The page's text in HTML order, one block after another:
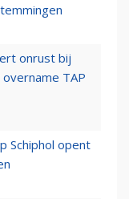
onrust bij
TAP
Schiphol opent